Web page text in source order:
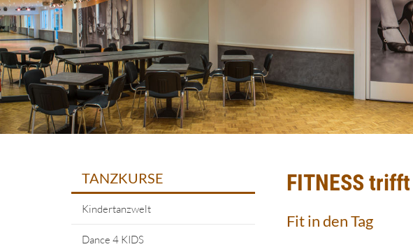
FITNESS
Fit in den Tag
TANZKURSE
Kindertanzwelt
Dance 4 KIDS